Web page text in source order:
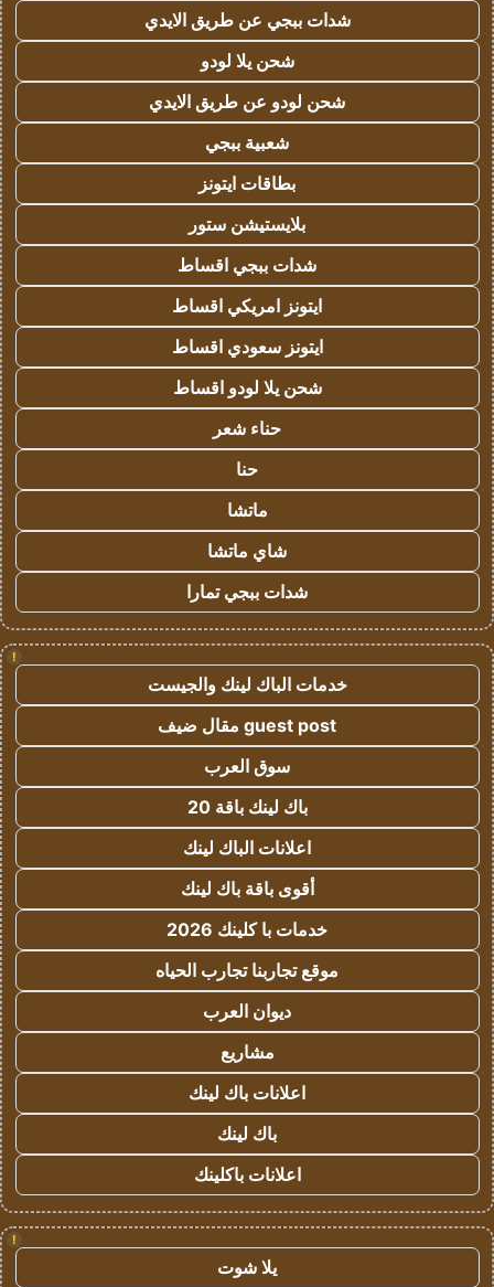
شدات ببجي عن طريق الايدي
شحن يلا لودو
شحن لودو عن طريق الايدي
شعبية ببجي
بطاقات ايتونز
بلايستيشن ستور
شدات ببجي اقساط
ايتونز امريكي اقساط
ايتونز سعودي اقساط
شحن يلا لودو اقساط
حناء شعر
حنا
ماتشا
شاي ماتشا
شدات ببجي تمارا
!
خدمات الباك لينك والجيست
guest post مقال ضيف
سوق العرب
باك لينك باقة 20
اعلانات الباك لينك
أقوى باقة باك لينك
خدمات با كلينك 2026
موقع تجاربنا تجارب الحياه
ديوان العرب
مشاريع
اعلانات باك لينك
باك لينك
اعلانات باكلينك
!
يلا شوت